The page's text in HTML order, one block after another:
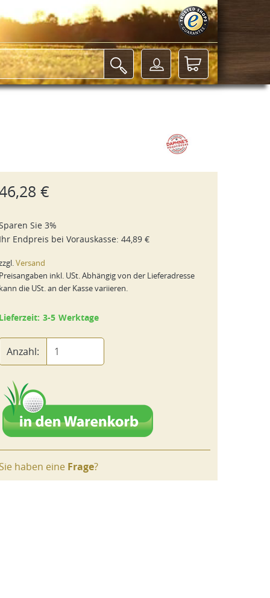
€
Sie 3%
Ihr Endpreis bei Vorauskasse: 44,89 €
Versand
Preisangaben inkl. USt. Abhängig von der Lieferadresse
kann die USt. an der Kasse variieren.
Lieferzeit: 3-5 Werktage
Anzahl:
Sie haben eine Frage?